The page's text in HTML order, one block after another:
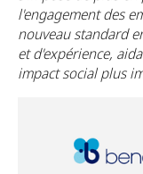
l'engagement des
nouveau standard
et d'expérience,
impact social plus